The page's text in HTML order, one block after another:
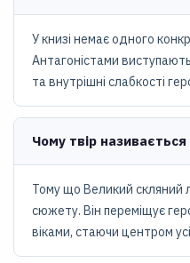
У книзі немає одного
Антагоністами
та внутрішні слабкості
Чому твір
Тому що Великий скляний
сюжету. Він переміщує
віками, стаючи центром